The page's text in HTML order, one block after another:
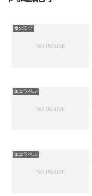
食の安全
エコラベル
エコラベル